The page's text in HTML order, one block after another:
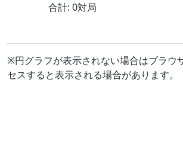
合計: 0対局
※円グラフが表示されない場合はブラウ
セスすると表示される場合があります。